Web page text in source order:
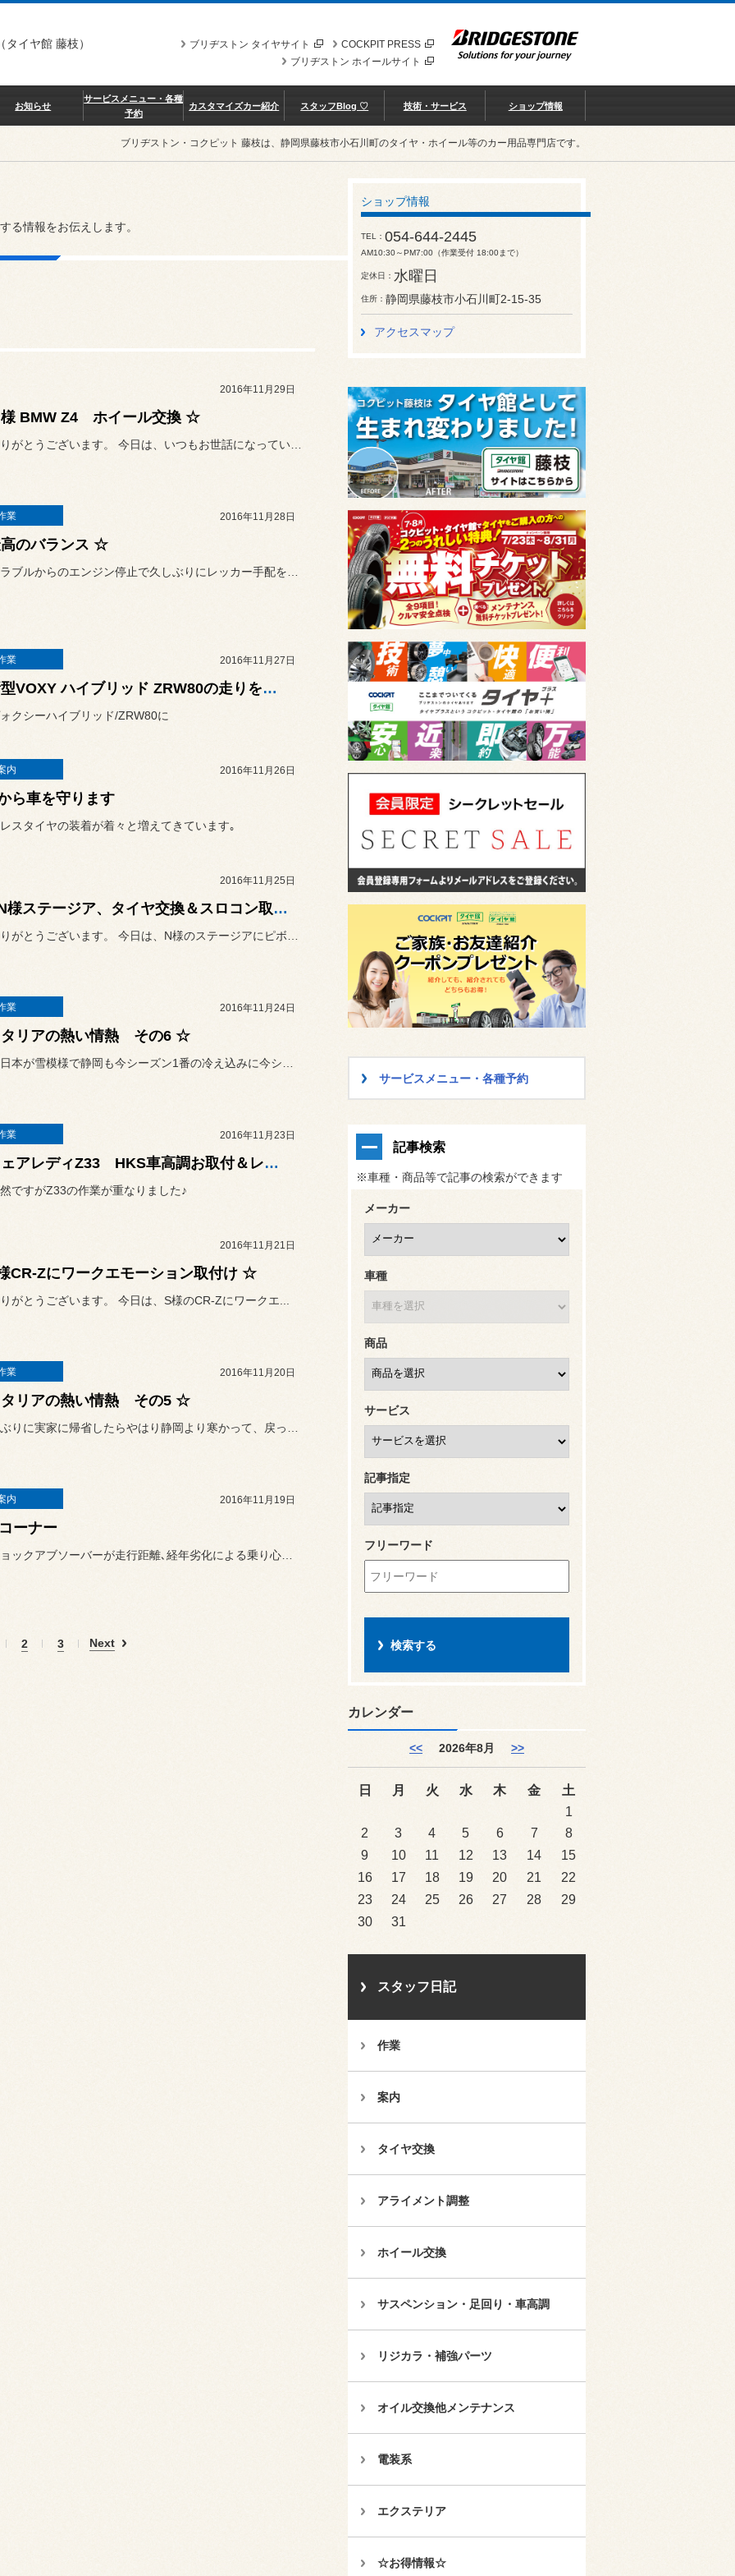
イヤ館 藤枝） COCKPIT PRESS
ブリヂストン タイヤサイト
ブリヂストン ホイールサイト
お知らせ
サービスメニュー・各種
予約
カスタマイズカー紹介 スタッフBlog ♡ 技術・サービス ショップ情報
ブリヂストン・コクピット 藤枝は、静岡県藤枝市小石川町のタイヤ・ホイール等のカー用品専門店です。
る情報をお伝えします。
2016年11月29日
BMW Z4 ホイール交換 ☆
業 2016年11月28日
のバランス ☆
業 2016年11月27日
☆ 新型VOXY ハイブリッド ZRW80の走りをワンアップ♪♪ ☆
クシーハイブリッド/ZRW80に
内 2016年11月26日
ら車を守ります
スタイヤの装着が着々と増えてきています｡
2016年11月25日
☆ N様ステージア、タイヤ交換＆スロコン取付け ☆
業 2016年11月24日
リアの熱い情熱 その6 ☆
業 2016年11月23日
☆ フェアレディZ33 HKS車高調お取付＆レカロシートお取付 ☆
ですがZ33の作業が重なりました♪
2016年11月21日
CR-Zにワークエモーション取付け ☆
がとうございます。 今日は、S様のCR-Zにワークエ...
業 2016年11月20日
リアの熱い情熱 その5 ☆
内 2016年11月19日
ーナー
2 3 Next
ショップ情報
TEL 054-644-2445
AM10:30～PM7:00（作業受付 18:00まで）
定休日 水曜日
住所 静岡県藤枝市小石川町2-15-35
アクセスマップ
サービスメニュー・各種予約
記事検索
※車種・商品等で記事の検索ができます
メーカー
車種
商品
サービス
記事指定
フリーワード
カレンダー
<< 2026年8月 >>
日 月 火 水 木 金
土
1
2
3 4 5 6 7
8
9
10 11 12 13 14
15
16
17 18 19 20 21
22
23
24 25 26 27 28
29
30
31
スタッフ日記
作業
案内
タイヤ交換
アライメント調整
ホイール交換
サスペンション・足回り・車高調
リジカラ・補強パーツ
オイル交換他メンテナンス
電装系
エクステリア
☆お得情報☆